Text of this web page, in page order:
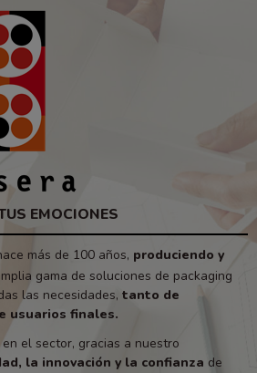
EMOCIONES
más de 100 años, produciendo y
gama de soluciones de packaging
las necesidades, tanto de
usuarios finales.
el sector, gracias a nuestro
la innovación y la confianza de